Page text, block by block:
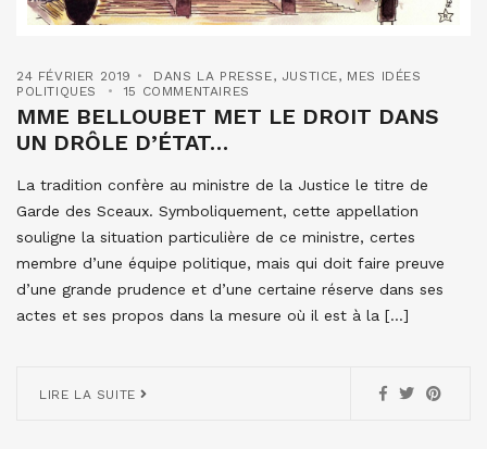
24 FÉVRIER 2019 DANS LA PRESSE, JUSTICE, MES IDÉES
POLITIQUES
15 COMMENTAIRES
MME BELLOUBET MET LE DROIT DANS
UN DRÔLE D’ÉTAT…
La tradition confère au ministre de la Justice le titre de
Garde des Sceaux. Symboliquement, cette appellation
souligne la situation particulière de ce ministre, certes
membre d’une équipe politique, mais qui doit faire preuve
d’une grande prudence et d’une certaine réserve dans ses
actes et ses propos dans la mesure où il est à la […]
LIRE LA SUITE